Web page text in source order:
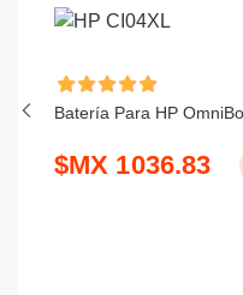
Batería Para HP
$MX 1036.83